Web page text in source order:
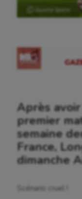
Ⓒ Gazette Sports
Après
premier
semaine
France,
dimanche
Scénario cruel !